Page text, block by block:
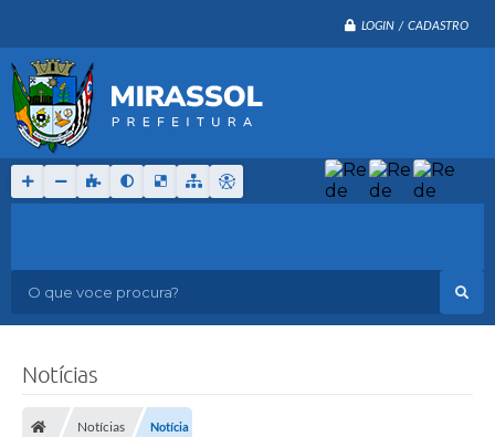
LOGIN / CADASTRO
O que voce procura?
Notícias
Notícias Notícia